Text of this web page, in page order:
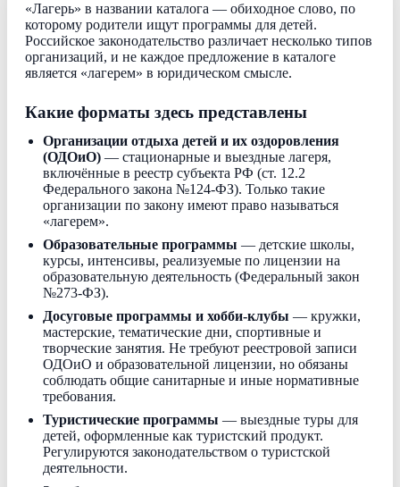
«Лагерь» в названии каталога — обиходное слово, по
которому родители ищут программы для детей.
Российское законодательство различает несколько типов
организаций, и не каждое предложение в каталоге
является «лагерем» в юридическом смысле.
Какие форматы здесь представлены
Организации отдыха детей и их оздоровления
(ОДОиО) — стационарные и выездные лагеря,
включённые в реестр субъекта РФ (ст. 12.2
Федерального закона №124-ФЗ). Только такие
организации по закону имеют право называться
«лагерем».
Образовательные программы — детские школы,
курсы, интенсивы, реализуемые по лицензии на
образовательную деятельность (Федеральный закон
№273-ФЗ).
Досуговые программы и хобби-клубы — кружки,
мастерские, тематические дни, спортивные и
творческие занятия. Не требуют реестровой записи
ОДОиО и образовательной лицензии, но обязаны
соблюдать общие санитарные и иные нормативные
требования.
Туристические программы — выездные туры для
детей, оформленные как туристский продукт.
Регулируются законодательством о туристской
деятельности.